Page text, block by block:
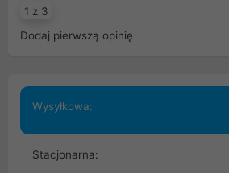
1 z 3
Dodaj pierwszą opinię
Wysyłkowa:
Stacjonarna: